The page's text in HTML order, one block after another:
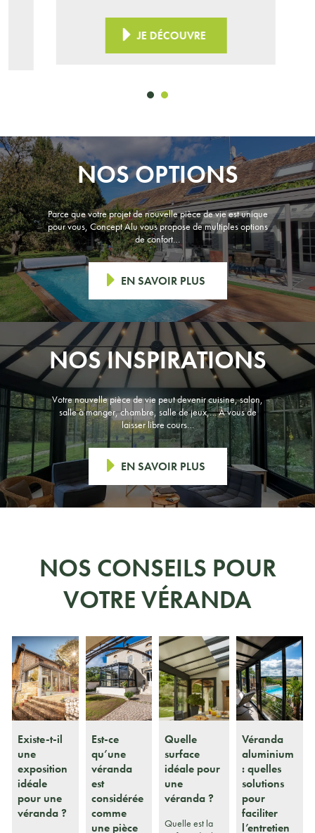
JE DÉCOUVRE
NOS OPTIONS
Parce que votre projet de nouvelle pièce de vie est unique
pour vous, Concept Alu vous propose de multiples options
de confort…
EN SAVOIR PLUS
NOS INSPIRATIONS
Votre nouvelle pièce de vie peut devenir cuisine, salon,
salle à manger, chambre, salle de jeux,… À vous de
laisser libre cours…
EN SAVOIR PLUS
NOS CONSEILS POUR
VOTRE VÉRANDA
Existe-t-il
une
exposition
idéale
pour une
véranda ?
Est-ce
qu’une
véranda
est
considérée
comme
une pièce
Quelle
surface
idéale pour
une
véranda ?
Quelle est la
Véranda
aluminium
: quelles
solutions
pour
faciliter
l’entretien